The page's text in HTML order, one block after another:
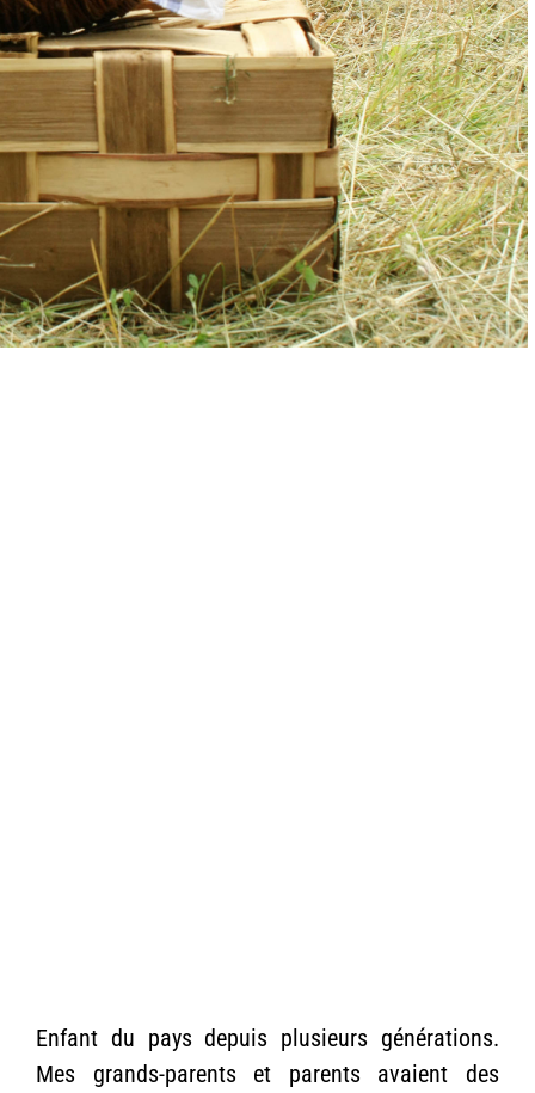
Enfant du pays depuis plusieurs générations.
Mes grands-parents et parents avaient des